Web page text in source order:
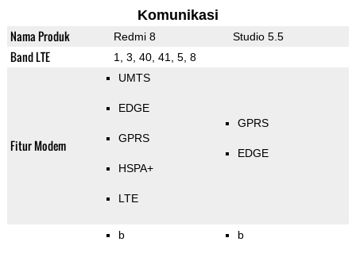
Komunikasi
Nama Produk Redmi 8 Studio 5.5
Band LTE 1, 3, 40, 41, 5, 8
Fitur Modem
UMTS
EDGE
GPRS
HSPA+
LTE
GPRS
EDGE
b b